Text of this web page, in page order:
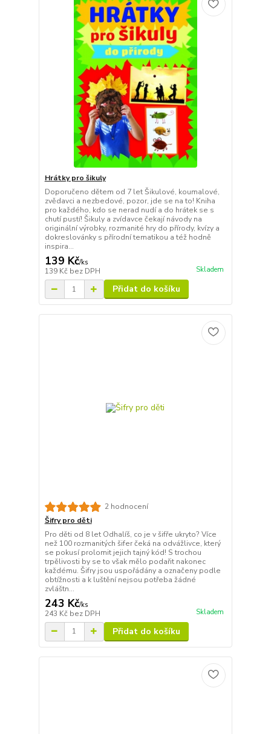
Hrátky pro šikuly
Doporučeno dětem od 7 let Šikulové, koumalové,
zvědavci a nezbedové, pozor, jde se na to! Kniha
pro každého, kdo se nerad nudí a do hrátek se s
chutí pustí! Šikuly a zvídavce čekají návody na
originální výrobky, rozmanité hry do přírody, kvízy a
dokreslovánky s přírodní tematikou a též hodně
inspira...
139 Kč/ks
139 Kč bez DPH Skladem
Přidat do košíku
2 hodnocení
Šifry pro děti
Pro děti od 8 let Odhalíš, co je v šifře ukryto? Více
než 100 rozmanitých šifer čeká na odvážlivce, který
se pokusí prolomit jejich tajný kód! S trochou
trpělivosti by se to však mělo podařit nakonec
každému. Šifry jsou uspořádány a označeny podle
obtížnosti a k luštění nejsou potřeba žádné
zvláštn...
243 Kč/ks
243 Kč bez DPH Skladem
Přidat do košíku